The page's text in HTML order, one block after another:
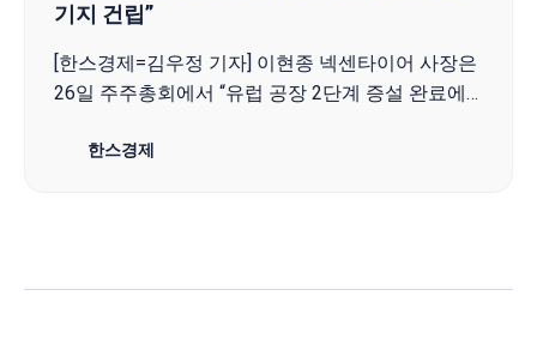
기지 건립”
[한스경제=김우정 기자] 이현종 넥센타이어 사장은
26일 주주총회에서 “유럽 공장 2단계 증설 완료에
대를 지속해 나갈 것”이라고 밝혔다.넥센타이어는
한스경제